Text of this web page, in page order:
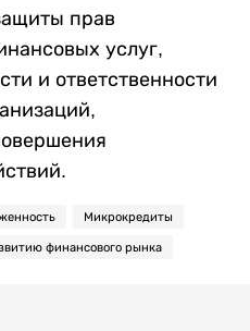
прав
услуг,
и ответственности
Микрокредиты
финансового рынка